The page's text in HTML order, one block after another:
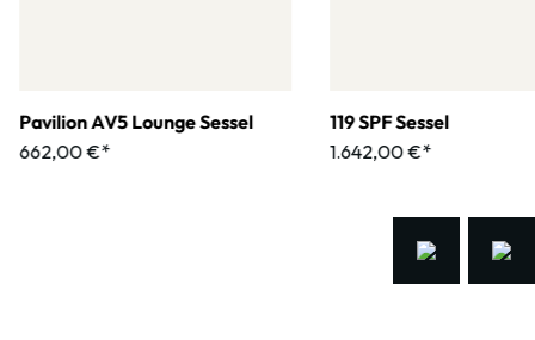
Pavilion AV5 Lounge Sessel
662,00 €*
119 SPF Sessel
1.642,00 €*